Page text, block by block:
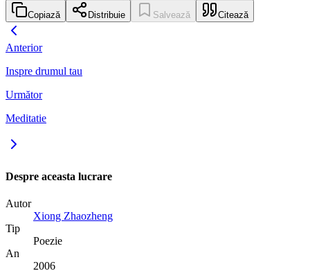
Copiază Distribuie Salvează Citează
Anterior
Inspre drumul tau
Următor
Meditatie
Despre aceasta lucrare
Autor
Xiong Zhaozheng
Tip
Poezie
An
2006